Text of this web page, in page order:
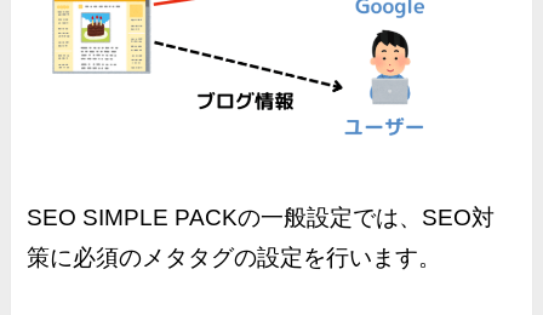
SEO SIMPLE PACKの一般設定では、SEO対
策に必須のメタタグの設定を行います。